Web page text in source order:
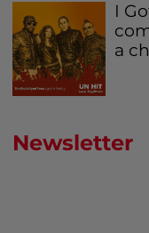
I
a
Newsletter